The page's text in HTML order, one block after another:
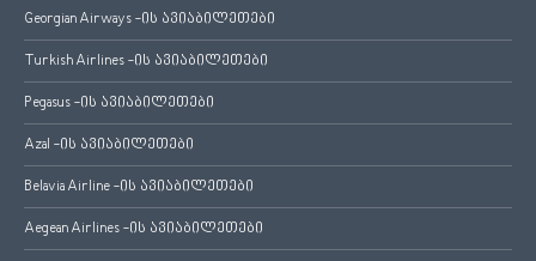
Georgian Airways -ის ავიაბილეთები
Turkish Airlines -ის ავიაბილეთები
Pegasus -ის ავიაბილეთები
Azal -ის ავიაბილეთები
Belavia Airline -ის ავიაბილეთები
Aegean Airlines -ის ავიაბილეთები